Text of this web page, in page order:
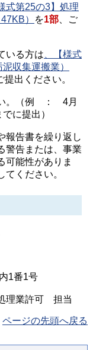
式第25の3】処理
）
を1部 、ご
いる方は 、【様式
収集運搬業）
提出ください。
い。（例 ： 4月
に提出）
報告書を繰り返し
警告または、事業
可能性がありま
ください。
1番1号
理業許可 担当
ページの先頭へ戻る